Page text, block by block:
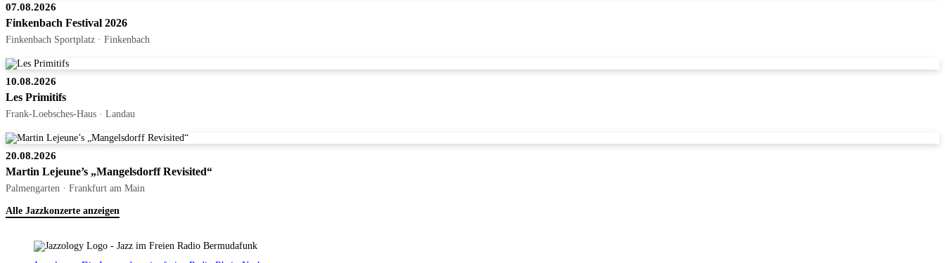
07.08.2026
Finkenbach Festival 2026
Finkenbach Sportplatz · Finkenbach
10.08.2026
Les Primitifs
Frank-Loebsches-Haus · Landau
20.08.2026
Martin Lejeune’s „Mangelsdorff Revisited“
Palmengarten · Frankfurt am Main
Alle Jazzkonzerte anzeigen